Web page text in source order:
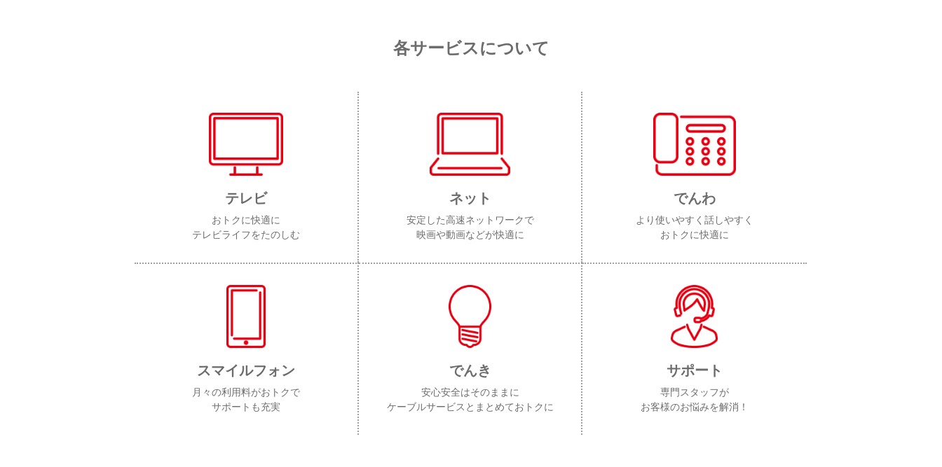
各サービスについて
テレビ
おトクに快適に
テレビライフをたのしむ
ネット
安定した高速ネットワークで
映画や動画などが快適に
でんわ
より使いやすく話しやすく
おトクに快適に
スマイルフォン
月々の利用料がおトクで
サポートも充実
でんき
安心安全はそのままに
ケーブルサービスとまとめておトクに
サポート
専門スタッフが
お客様のお悩みを解消！